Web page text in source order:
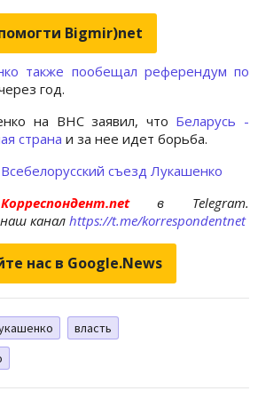
Bigmir)net
также пообещал референдум по
год.
на ВНС заявил, что Беларусь -
страна и за нее идет борьба.
съезд Лукашенко
в Telegram.
канал https://t.me/korrespondentnet
нас в Google.News
власть